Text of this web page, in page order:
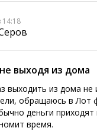
14:18
выходя из дома
выходить из дома
обращаюсь в Лот
деньги
время.